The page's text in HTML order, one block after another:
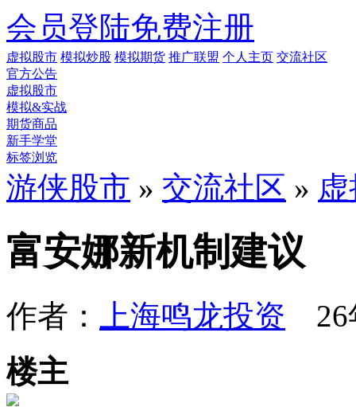
会员登陆免费注册
虚拟股市 模拟炒股 模拟期货 推广联盟 个人主页 交流社区
官方公告
虚拟股市
模拟&实战
期货商品
新手学堂
标签浏览
游侠股市 » 交流社区 »
富安娜新机制建议
作者： 上海鸣龙投资 26
楼主